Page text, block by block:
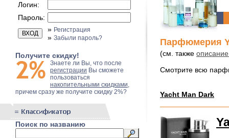
Логин:
Пароль:
» Регистрация
» Забыли пароль?
Получите скидку!
Знаете ли Вы, что после
регистрации Вы сможете
пользоваться
накопительными скидками,
причем сразу же получите скидку 2%?
Поиск по названию
Парфюмерия
(см. также
Смотрите всю
Yacht Man Dark